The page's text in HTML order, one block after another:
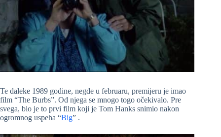
Te daleke 1989 godine, negde u februaru, premijeru je imao
film “The Burbs”. Od njega se mnogo togo očekivalo. Pre
svega, bio je to prvi film koji je Tom Hanks snimio nakon
ogromnog uspeha “Big” .